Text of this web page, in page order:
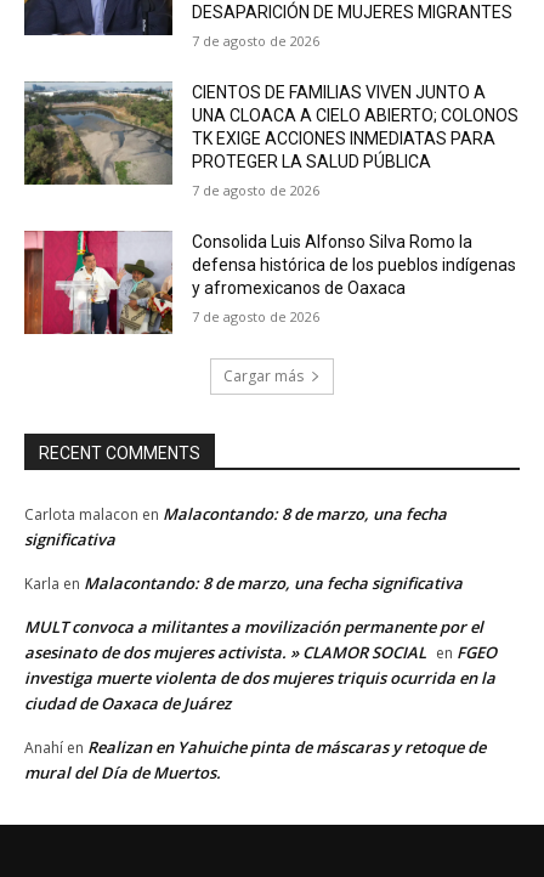
DESAPARICIÓN DE MUJERES MIGRANTES
7 de agosto de 2026
CIENTOS DE FAMILIAS VIVEN JUNTO A
UNA CLOACA A CIELO ABIERTO; COLONOS
TK EXIGE ACCIONES INMEDIATAS PARA
PROTEGER LA SALUD PÚBLICA
7 de agosto de 2026
Consolida Luis Alfonso Silva Romo la
defensa histórica de los pueblos indígenas
y afromexicanos de Oaxaca
7 de agosto de 2026
Cargar más
RECENT COMMENTS
Carlota malacon en Malacontando: 8 de marzo, una fecha
significativa
Karla en Malacontando: 8 de marzo, una fecha significativa
MULT convoca a militantes a movilización permanente por el
asesinato de dos mujeres activista. » CLAMOR SOCIAL en FGEO
investiga muerte violenta de dos mujeres triquis ocurrida en la
ciudad de Oaxaca de Juárez
Anahí en Realizan en Yahuiche pinta de máscaras y retoque de
mural del Día de Muertos.